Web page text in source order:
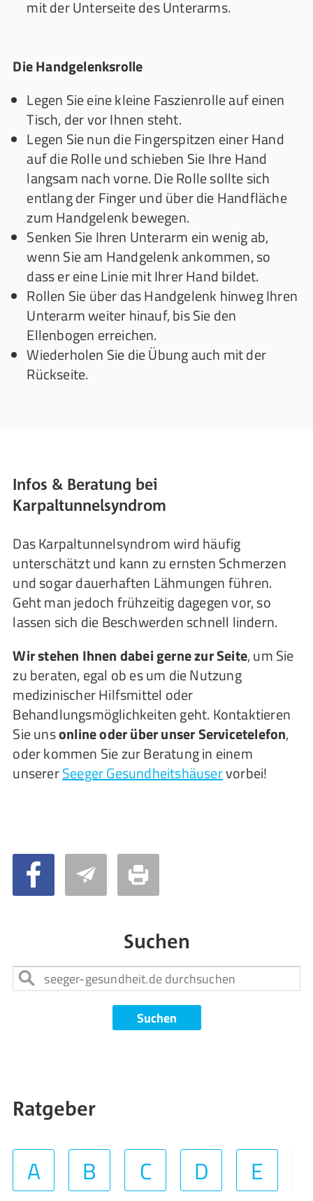
mit der Unterseite des Unterarms.
Die Handgelenksrolle
Legen Sie eine kleine Faszienrolle auf einen
Tisch, der vor Ihnen steht.
Legen Sie nun die Fingerspitzen einer Hand
auf die Rolle und schieben Sie Ihre Hand
langsam nach vorne. Die Rolle sollte sich
entlang der Finger und über die Handfläche
zum Handgelenk bewegen.
Senken Sie Ihren Unterarm ein wenig ab,
wenn Sie am Handgelenk ankommen, so
dass er eine Linie mit Ihrer Hand bildet.
Rollen Sie über das Handgelenk hinweg Ihren
Unterarm weiter hinauf, bis Sie den
Ellenbogen erreichen.
Wiederholen Sie die Übung auch mit der
Rückseite.
Infos & Beratung bei
Karpaltunnelsyndrom
Das Karpaltunnelsyndrom wird häufig
unterschätzt und kann zu ernsten Schmerzen
und sogar dauerhaften Lähmungen führen.
Geht man jedoch frühzeitig dagegen vor, so
lassen sich die Beschwerden schnell lindern.
Wir stehen Ihnen dabei gerne zur Seite, um Sie
zu beraten, egal ob es um die Nutzung
medizinischer Hilfsmittel oder
Behandlungsmöglichkeiten geht. Kontaktieren
Sie unsonline oder über unser Servicetelefon,
oder kommen Sie zur Beratung in einem
unsererSeeger Gesundheitshäuservorbei!
Suchen
Suchen
Ratgeber
A B C D E